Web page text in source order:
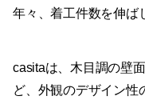
年々、着工件数を伸ば
casitaは、木目調の壁
ど、外観のデザイン性